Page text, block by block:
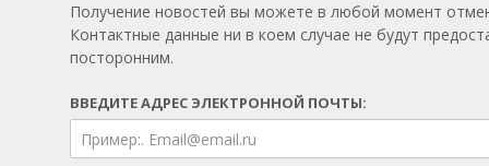
Получение новостей вы можете в любой момент
Контактные данные ни в коем случае не будут
посторонним.
ВВЕДИТЕ АДРЕС ЭЛЕКТРОННОЙ ПОЧТЫ: